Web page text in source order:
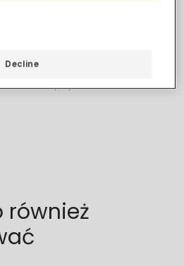
02/10/2026
również
Decline